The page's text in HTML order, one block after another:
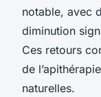
notable, avec
diminution
Ces retours
de
naturelles.